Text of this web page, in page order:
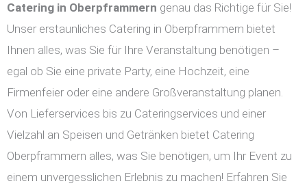
Catering in Oberpframmern genau das Richtige für Sie!
Unser erstaunliches Catering in Oberpframmern bietet
Ihnen alles, was Sie für Ihre Veranstaltung benötigen –
egal ob Sie eine private Party, eine Hochzeit, eine
Firmenfeier oder eine andere Großveranstaltung planen.
Von Lieferservices bis zu Cateringservices und einer
Vielzahl an Speisen und Getränken bietet Catering
Oberpframmern alles, was Sie benötigen, um Ihr Event zu
einem unvergesslichen Erlebnis zu machen! Erfahren Sie